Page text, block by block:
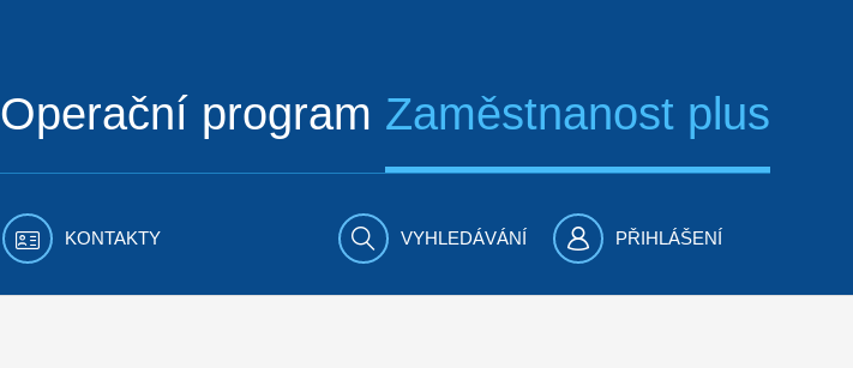
Operační program Zaměstnanost plus
KONTAKTY VYHLEDÁVÁNÍ PŘIHLÁŠENÍ